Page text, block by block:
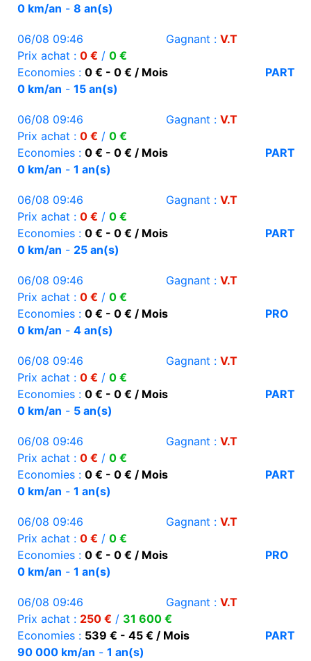
0 km/an - 8 an(s)
06/08 09:46 Gagnant : V.T
Prix achat : 0 € / 0 €
Economies : 0 € - 0 € / Mois
PART
0 km/an - 15 an(s)
06/08 09:46 Gagnant : V.T
Prix achat : 0 € / 0 €
Economies : 0 € - 0 € / Mois
PART
0 km/an - 1 an(s)
06/08 09:46 Gagnant : V.T
Prix achat : 0 € / 0 €
Economies : 0 € - 0 € / Mois
PART
0 km/an - 25 an(s)
06/08 09:46 Gagnant : V.T
Prix achat : 0 € / 0 €
Economies : 0 € - 0 € / Mois
PRO
0 km/an - 4 an(s)
06/08 09:46 Gagnant : V.T
Prix achat : 0 € / 0 €
Economies : 0 € - 0 € / Mois
PART
0 km/an - 5 an(s)
06/08 09:46 Gagnant : V.T
Prix achat : 0 € / 0 €
Economies : 0 € - 0 € / Mois
PART
0 km/an - 1 an(s)
06/08 09:46 Gagnant : V.T
Prix achat : 0 € / 0 €
Economies : 0 € - 0 € / Mois
PRO
0 km/an - 1 an(s)
06/08 09:46 Gagnant : V.T
Prix achat : 250 € / 31 600 €
Economies : 539 € - 45 € / Mois
PART
90 000 km/an - 1 an(s)